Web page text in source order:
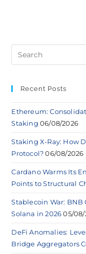
Recent Posts
Ethereum:
Staking 06/08/2026
Staking X-Ray: How
Protocol? 06/08/2026
Cardano Warms Its
Points to Structural
Stablecoin War: BNB
Solana in 2026 05/08/
DeFi Anomalies:
Bridge Aggregators